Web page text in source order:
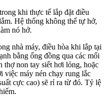
khi thực tế lắp đặt điều
Hệ thống không thể tự hở,
nó hở.
nhà máy, điều hòa khi lắp tại
bằng ống đồng qua các mối
thợ non tay siết hơi lỏng, hoặc
việc máy nén chạy rung lắc
cực cao) sẽ rỉ ra từ đó. Tỷ lệ